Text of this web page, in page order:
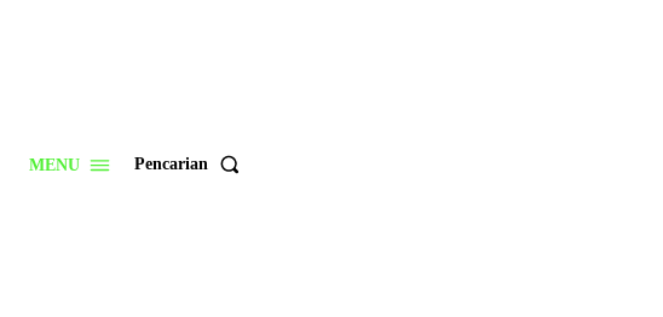
MENU Pencarian